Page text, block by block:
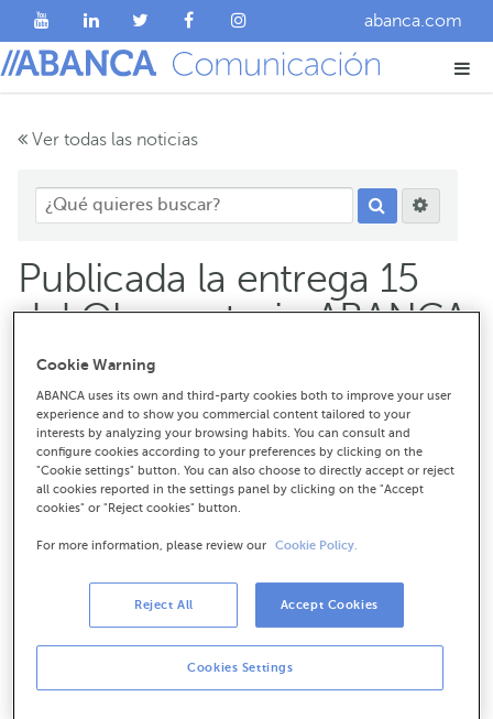
abanca.com
Ver todas las noticias
Publicada la entrega 15
del Observatorio ABANCA
by IESIDE
Cookie Warning
ABANCA uses its own and third-party cookies both to improve your user
experience and to show you commercial content tailored to your
interests by analyzing your browsing habits. You can consult and
configure cookies according to your preferences by clicking on the
"Cookie settings" button. You can also choose to directly accept or reject
all cookies reported in the settings panel by clicking on the "Accept
cookies" or "Reject cookies" button.
For more information, please review our Cookie Policy.
Cookies Settings
Reject All Accept Cookies